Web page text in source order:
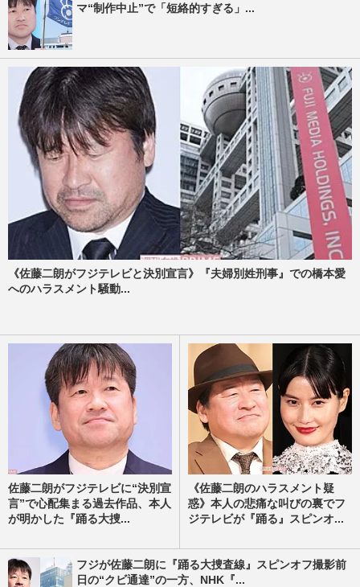
マ“制作中止”で「短絡的すぎる」...
《佐藤二朗がフジテレビと決別宣言》『夫婦別姓刑事』での橋本愛
へのハラスメント騒動...
佐藤二朗がフジテレビに“決別宣
言”で心配集まる過去作品、本人
が明かした『踊る大捜...
《佐藤二朗のハラスメント疑
惑》本人の悲痛な叫びの裏でフ
ジテレビが『踊る』スピンオ...
フジが佐藤二朗に『踊る大捜査線』スピンオフ撮影前
日の“クビ通達”の一方、NHK『...